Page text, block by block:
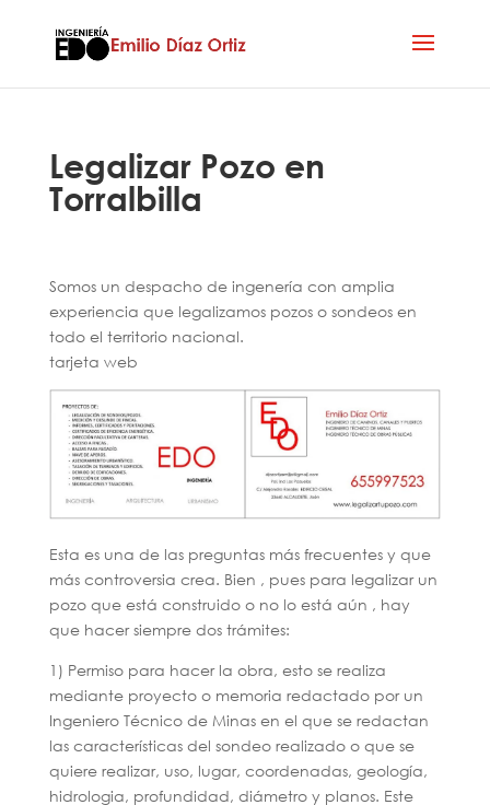
Legalizar Pozo en
Torralbilla
Somos un despacho de ingenería con amplia
experiencia que legalizamos pozos o sondeos en
todo el territorio nacional.
tarjeta web
Esta es una de las preguntas más frecuentes y que
más controversia crea. Bien , pues para legalizar un
pozo que está construido o no lo está aún , hay
que hacer siempre dos trámites:
1) Permiso para hacer la obra, esto se realiza
mediante proyecto o memoria redactado por un
Ingeniero Técnico de Minas en el que se redactan
las características del sondeo realizado o que se
quiere realizar, uso, lugar, coordenadas, geología,
hidrologia, profundidad, diámetro y planos. Este